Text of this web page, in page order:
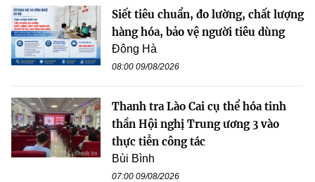
Siết tiêu chuẩn, đo lường, chất lượng
hàng hóa, bảo vệ người tiêu dùng
Đông Hà
08:00 09/08/2026
Thanh tra Lào Cai cụ thể hóa tinh
thần Hội nghị Trung ương 3 vào
thực tiễn công tác
Bùi Bình
07:00 09/08/2026